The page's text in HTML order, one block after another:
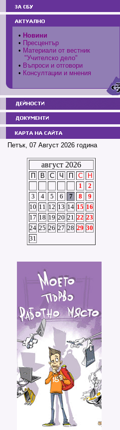
• Новини
• Пресцентър
• Материали от вестник
"Учителско дело"
• Въпроси и отговори
• Консултации и мнения
Петък, 07 Август 2026 година
август 2026
П В С Ч П С
Н
1
2
3
4 5 6 7 8
9
10 11 12 13 14 15 16
17 18 19 20 21 22 23
24 25 26 27 28 29 30
31